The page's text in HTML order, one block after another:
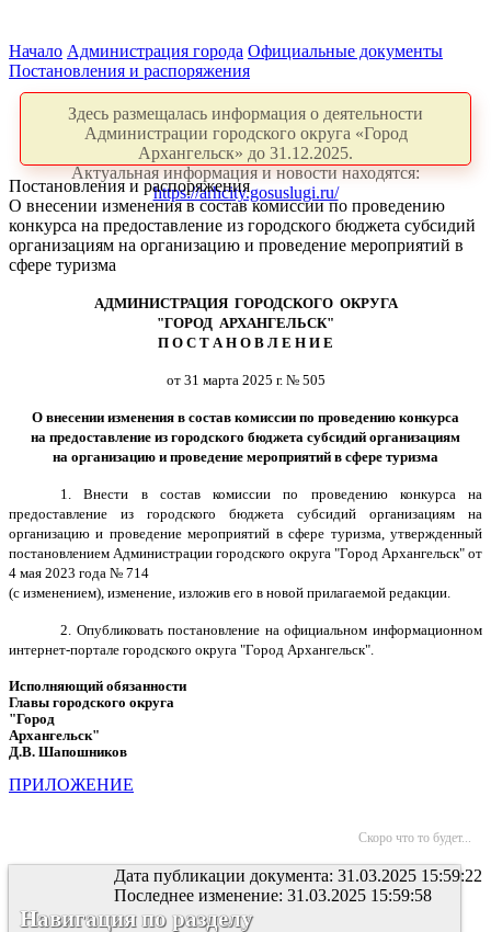
Начало Администрация города Официальные документы
Постановления и распоряжения
Здесь размещалась информация о деятельности
Администрации городского округа «Город
Архангельск» до 31.12.2025.
Актуальная информация и новости находятся:
https://arhcity.gosuslugi.ru/
Постановления и распоряжения
О внесении изменения в состав комиссии по проведению
конкурса на предоставление из городского бюджета субсидий
организациям на организацию и проведение мероприятий в
сфере туризма
АДМИНИСТРАЦИЯ ГОРОДСКОГО ОКРУГА
"ГОРОД АРХАНГЕЛЬСК"
П О С Т А Н О В Л Е Н И Е
от 31 марта 2025 г. № 505
О внесении изменения в состав комиссии по проведению конкурса
на предоставление из городского бюджета субсидий организациям
на организацию и проведение мероприятий в сфере туризма
1. Внести в состав комиссии по проведению конкурса на
предоставление из городского бюджета субсидий организациям на
организацию и проведение мероприятий в сфере туризма, утвержденный
постановлением Администрации городского округа "Город Архангельск" от
4 мая 2023 года № 714
(с изменением), изменение, изложив его в новой прилагаемой редакции.
2. Опубликовать постановление на официальном информационном
интернет-портале городского округа "Город Архангельск".
Исполняющий обязанности
Главы городского округа
"Город
Архангельск"
Д.В. Шапошников
ПРИЛОЖЕНИЕ
Скоро что то будет...
Дата публикации документа: 31.03.2025 15:59:22
Последнее изменение: 31.03.2025 15:59:58
Навигация по разделу